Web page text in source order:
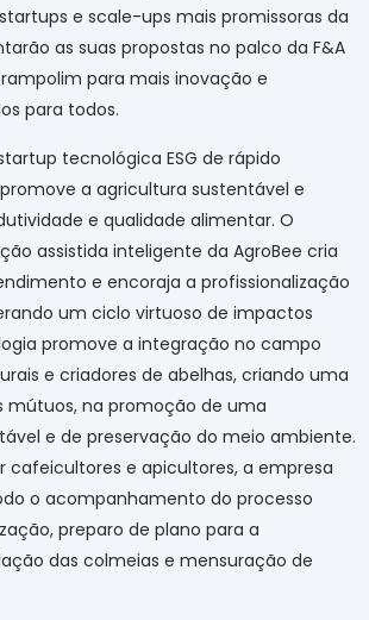
e scale-ups mais promissoras da
as suas propostas no palco da F&A
para mais inovação e
para todos.
tecnológica ESG de rápido
a agricultura sustentável e
e qualidade alimentar. O
assistida inteligente da AgroBee cria
e encoraja a profissionalização
um ciclo virtuoso de impactos
promove a integração no campo
e criadores de abelhas, criando uma
mútuos, na promoção de uma
e de preservação do meio ambiente.
cafeicultores e apicultores, a empresa
o acompanhamento do processo
preparo de plano para a
das colmeias e mensuração de